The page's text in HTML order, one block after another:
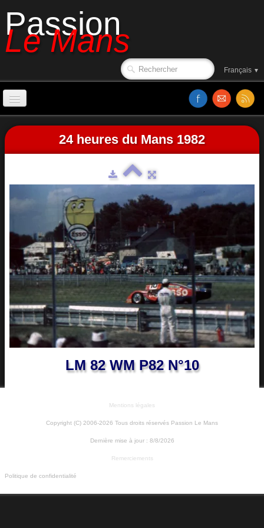
Passion
Le Mans
Français ▼
Accueil
Sorties de piste
Classements
Vidéos
Site web
24 heures du Mans 1982
LM 82 WM P82 N°10
Mentions légales
Copyright (C) 2006-2026 Tous droits réservés Passion Le Mans
Dernière mise à jour : 8/8/2026
Remerciements
Politique de confidentialité